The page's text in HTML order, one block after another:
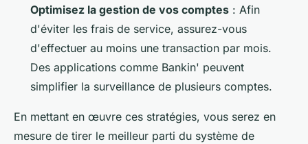
Optimisez la gestion de vos comptes : Afin
d'éviter les frais de service, assurez-vous
d'effectuer au moins une transaction par mois.
Des applications comme Bankin' peuvent
simplifier la surveillance de plusieurs comptes.
En mettant en œuvre ces stratégies, vous serez en
mesure de tirer le meilleur parti du système de